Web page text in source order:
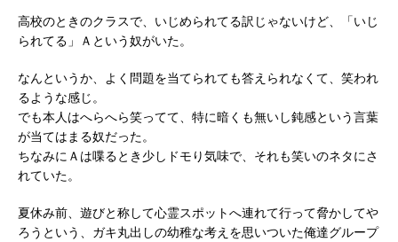
高校のときのクラスで、いじめられてる訳じゃないけど、「いじ
られてる」Ａという奴がいた。
なんというか、よく問題を当てられても答えられなくて、笑われ
るような感じ。
でも本人はへらへら笑ってて、特に暗くも無いし鈍感という言葉
が当てはまる奴だった。
ちなみにＡは喋るとき少しドモり気味で、それも笑いのネタにさ
れていた。
夏休み前、遊びと称して心霊スポットへ連れて行って脅かしてや
ろうという、ガキ丸出しの幼稚な考えを思いついた俺達グループ